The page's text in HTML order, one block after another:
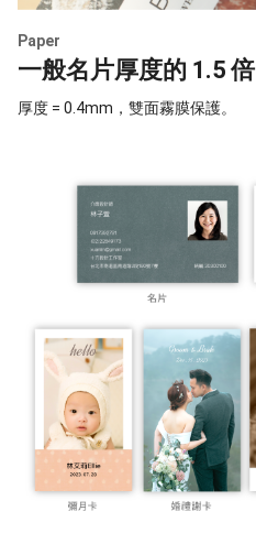
Paper
一般名片厚度的 1.5 倍
厚度 = 0.4mm，雙面霧膜保護。